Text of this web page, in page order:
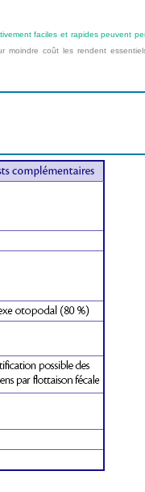
faciles et rapides peuvent
moindre coût les rendent